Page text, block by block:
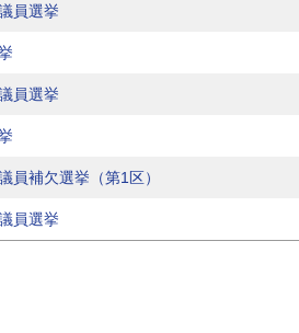
員選挙
員選挙
員補欠選挙（第1区）
員選挙